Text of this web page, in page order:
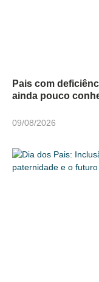
Pais com
ainda pouco
09/08/2026